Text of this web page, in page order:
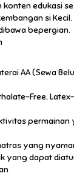
edukasi
si
bepergian.
AA (Sewa
Free,
permainan
yang
yang dapat